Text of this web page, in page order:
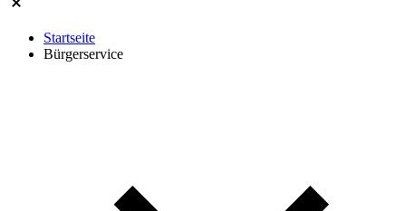
Startseite
Bürgerservice